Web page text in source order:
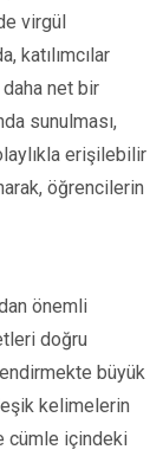
virgül
katılımcılar
net bir
sunulması,
erişilebilir
öğrencilerin
önemli
doğru
büyük
kelimelerin
cümle içindeki